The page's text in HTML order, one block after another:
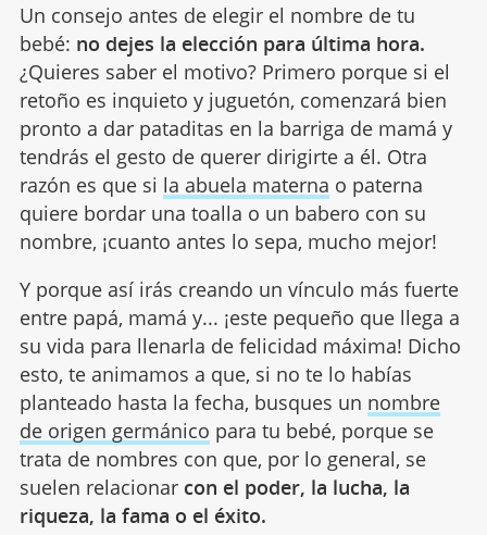
Un consejo antes de elegir el nombre de tu
bebé: no dejes la elección para última hora.
¿Quieres saber el motivo? Primero porque si el
retoño es inquieto y juguetón, comenzará bien
pronto a dar pataditas en la barriga de mamá y
tendrás el gesto de querer dirigirte a él. Otra
razón es que si la abuela materna o paterna
quiere bordar una toalla o un babero con su
nombre, ¡cuanto antes lo sepa, mucho mejor!
Y porque así irás creando un vínculo más fuerte
entre papá, mamá y... ¡este pequeño que llega a
su vida para llenarla de felicidad máxima! Dicho
esto, te animamos a que, si no te lo habías
planteado hasta la fecha, busques un nombre
de origen germánico para tu bebé, porque se
trata de nombres con que, por lo general, se
suelen relacionar con el poder, la lucha, la
riqueza, la fama o el éxito.